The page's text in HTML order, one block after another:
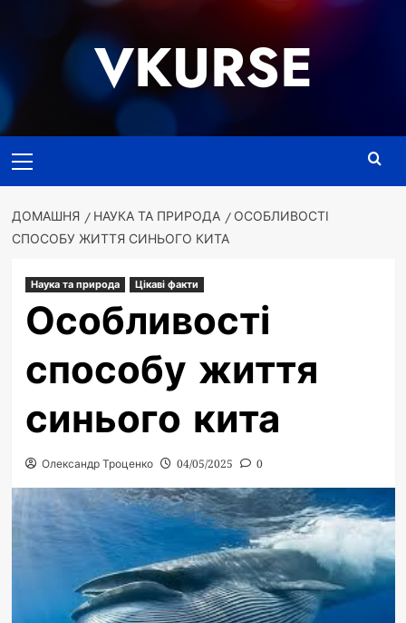
VKURSE
меню
ДОМАШНЯ НАУКА ТА ПРИРОДА
ОСОБЛИВОСТІ
СПОСОБУ ЖИТТЯ СИНЬОГО КИТА
Наука та природа Цікаві факти
Особливості
способу життя
синього кита
Олександр Троценко 04/05/2025 0